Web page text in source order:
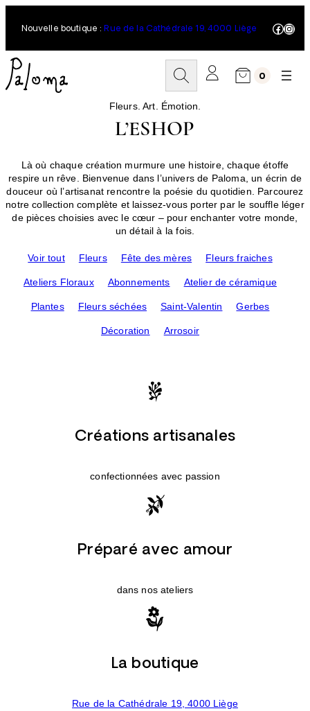
Nouvelle boutique : Rue de la Cathédrale 19, 4000 Liège
c
h
r
e
r
0
Fleurs. Art. Émotion.
L’ESHOP
Là où chaque création murmure une histoire, chaque étoffe
respire un rêve. Bienvenue dans l’univers de Paloma, un écrin de
douceur où l’artisanat rencontre la poésie du quotidien. Parcourez
notre collection complète et laissez-vous porter par le souffle léger
de pièces choisies avec le cœur – pour enchanter votre monde,
un détail à la fois.
Voir tout Fleurs Fête des mères Fleurs fraiches
Ateliers Floraux Abonnements Atelier de céramique
Plantes Fleurs séchées Saint-Valentin Gerbes
Décoration Arrosoir
Créations artisanales
confectionnées avec passion
Préparé avec amour
dans nos ateliers
La boutique
Rue de la Cathédrale 19, 4000 Liège